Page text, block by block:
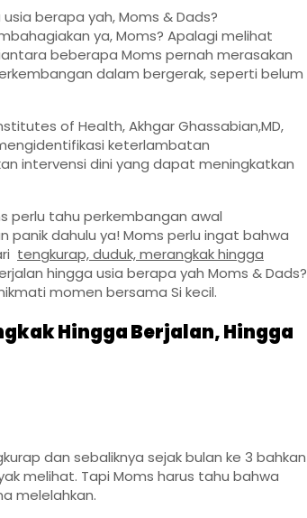
berapa yah, Moms & Dads?
ya, Moms? Apalagi melihat
beberapa Moms pernah merasakan
dalam bergerak, seperti belum
of Health, Akhgar Ghassabian,MD,
keterlambatan
intervensi dini yang dapat meningkatkan
perlu tahu perkembangan awal
panik dahulu ya! Moms perlu ingat bahwa
tengkurap, duduk, merangkak hingga
hingga usia berapa yah Moms & Dads?
momen bersama Si kecil.
Hingga Berjalan, Hingga
dan sebaliknya sejak bulan ke 3 bahkan
melihat. Tapi Moms harus tahu bahwa
melelahkan.